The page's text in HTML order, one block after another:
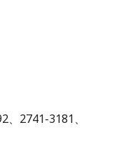
2741-3181、